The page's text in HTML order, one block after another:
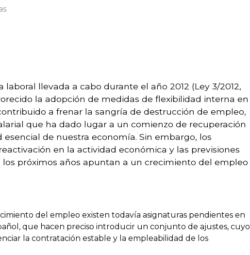
llevada a cabo durante el año 2012 (Ley 3/2012,
la adopción de medidas de flexibilidad interna en
a frenar la sangría de destrucción de empleo,
que ha dado lugar a un comienzo de recuperación
de nuestra economía. Sin embargo, los
en la actividad económica y las previsiones
próximos años apuntan a un crecimiento del empleo
del empleo existen todavía asignaturas pendientes en
que hacen preciso introducir un conjunto de ajustes, cuyo
la contratación estable y la empleabilidad de los